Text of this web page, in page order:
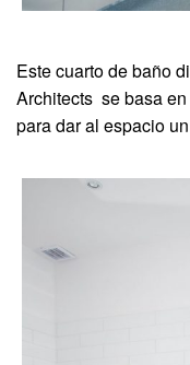
Este cuarto de baño
Architects se basa
para dar al espacio